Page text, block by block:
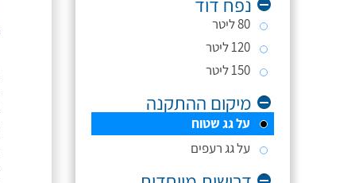
80 ליטר
120 ליטר
150 ליטר
מיקום ההתקנה
על גג שטוח
על גג רעפים